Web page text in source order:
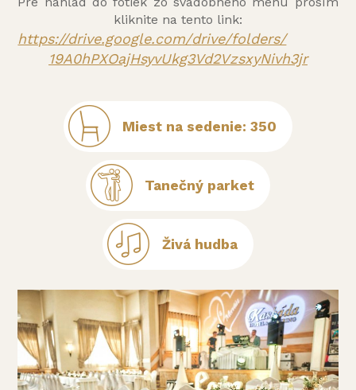
kliknite na tento link:
https://drive.google.com/drive/folders/
19A0hPXOajHsyvUkg3Vd2VzsxyNivh3jr
Miest na sedenie: 350
Tanečný parket
Živá hudba